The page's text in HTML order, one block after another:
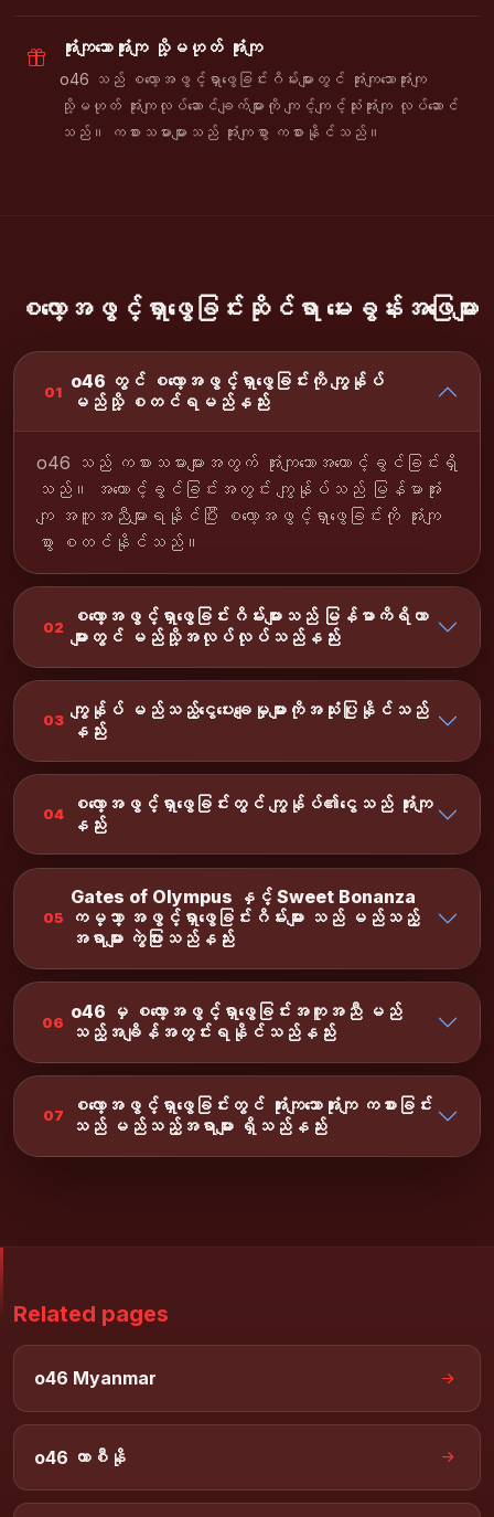
အုံးကျသောအုံးကျ သို့မဟုတ် အုံးကျ
o46 သည် စလော့အဖွင့်ရှာဖွေခြင်းဂိမ်းများတွင် အုံးကျသောအုံးကျ
သို့မဟုတ် အုံးကျလုပ်ဆောင်ချက်များကို ကျင့်ကျင့်သုံးအုံးကျ လုပ်ဆောင်
သည်။ ကစားသမားများသည် အုံးကျစွာ ကစားနိုင်သည်။
စလော့အဖွင့်ရှာဖွေခြင်းဆိုင်ရာ မေးခွန်းအဖြေများ
01 o46 တွင် စလော့အဖွင့်ရှာဖွေခြင်းကို ကျွန်ုပ်
မည်သို့ စတင်ရမည်နည်း
o46 သည် ကစားသမားများအတွက် အုံးကျသောအကောင့်ခွင်ခြင်းရှိ
သည်။ အကောင့်ခွင်ခြင်းအတွင်း ကျွန်ုပ်သည် မြန်မာအုံး
ကျ အကူအညီများရနိုင်ပြီး စလော့အဖွင့်ရှာဖွေခြင်းကို အုံးကျ
စွာ စတင်နိုင်သည်။
02
စလော့အဖွင့်ရှာဖွေခြင်းဂိမ်းများသည် မြန်မာကိရိယာ
များတွင် မည်သို့အလုပ်လုပ်သည်နည်း
03 ကျွန်ုပ် မည်သည့်ငွေပေးချေမှုများကိုအသုံးပြုနိုင်သည်
နည်း
04
စလော့အဖွင့်ရှာဖွေခြင်းတွင် ကျွန်ုပ်၏ငွေသည် အုံးကျ
နည်း
05
Gates of Olympus နှင့် Sweet Bonanza
ကမ္ဘာ့ အဖွင့်ရှာဖွေခြင်းဂိမ်းများ သည် မည်သည့်
အရာများ ကွဲပြားသည်နည်း
06 o46 မှ စလော့အဖွင့်ရှာဖွေခြင်းအကူအညီ မည်
သည့်အချိန်အတွင်းရနိုင်သည်နည်း
07
စလော့အဖွင့်ရှာဖွေခြင်းတွင် အုံးကျသောအုံးကျ ကစားခြင်း
သည် မည်သည့်အရာများ ရှိသည်နည်း
Related pages
o46 Myanmar
o46 ကာစီနို